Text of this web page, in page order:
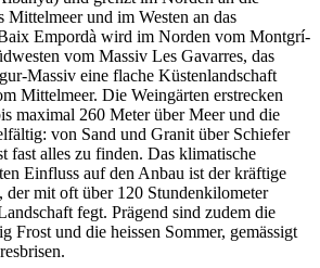
Mittelmeer und im Westen an das
Empordà wird im Norden vom Montgrí-
vom Massiv Les Gavarres, das
Massiv eine flache Küstenlandschaft
Mittelmeer. Die Weingärten erstrecken
maximal 260 Meter über Meer und die
von Sand und Granit über Schiefer
fast alles zu finden. Das klimatische
Einfluss auf den Anbau ist der kräftige
mit oft über 120 Stundenkilometer
fegt. Prägend sind zudem die
Frost und die heissen Sommer, gemässigt